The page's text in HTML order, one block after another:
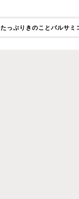
たっぷりきのことバルサミ